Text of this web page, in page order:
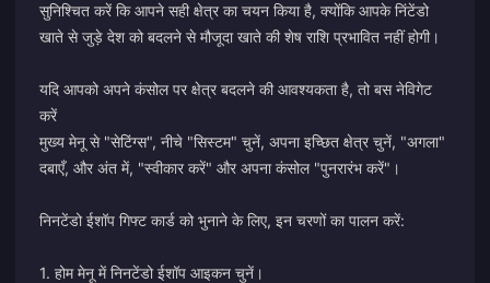
सुनिश्चित करें कि आपने सही क्षेत्र का चयन किया है, क्योंकि आपके निंटेंडो
खाते से जुड़े देश को बदलने से मौजूदा खाते की शेष राशि प्रभावित नहीं होगी।
यदि आपको अपने कंसोल पर क्षेत्र बदलने की आवश्यकता है, तो बस नेविगेट
करें
मुख्य मेनू से "सेटिंग्स", नीचे "सिस्टम" चुनें, अपना इच्छित क्षेत्र चुनें, "अगला"
दबाएँ, और अंत में, "स्वीकार करें" और अपना कंसोल "पुनरारंभ करें"।
निनटेंडो ईशॉप गिफ्ट कार्ड को भुनाने के लिए, इन चरणों का पालन करें:
1. होम मेनू में निनटेंडो ईशॉप आइकन चुनें।